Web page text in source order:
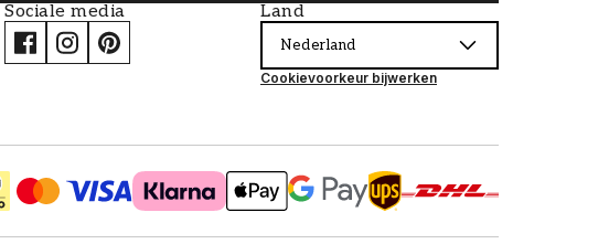
Sociale media Land
Nederland
Cookievoorkeur bijwerken